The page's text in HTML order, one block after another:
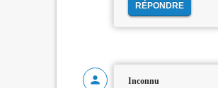
RÉPONDRE
Inconnu